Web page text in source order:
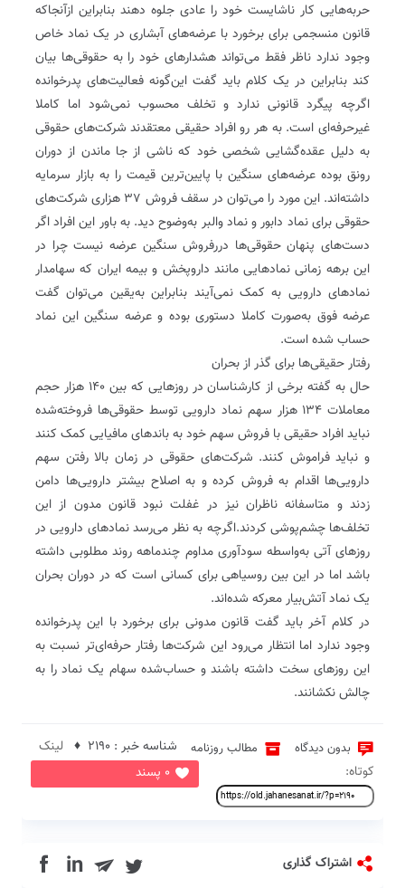
حربه‌هایی کار ناشایست خود را عادی جلوه دهند بنابراین ازآنجاکه
قانون منسجمی برای برخورد با عرضه‌های آبشاری در یک نماد خاص
وجود ندارد ناظر فقط می‌تواند هشدارهای خود را به حقوقی‌ها بیان
کند بنابراین در یک‌ کلام باید گفت این‌گونه فعالیت‌های پدرخوانده
اگرچه پیگرد قانونی ندارد و تخلف محسوب نمی‌شود اما کاملا
غیرحرفه‌ای است. به هر رو افراد حقیقی معتقدند شرکت‌های حقوقی
به دلیل عقده‌گشایی شخصی خود که ناشی از جا ماندن از دوران
رونق بوده عرضه‌های سنگین با پایین‌ترین قیمت را به بازار سرمایه
داشته‌اند. این مورد را می‌توان در سقف فروش ۳۷ هزاری شرکت‌های
حقوقی برای نماد دابور و نماد والبر به‌وضوح دید. به باور این افراد اگر
دست‌های پنهان حقوقی‌ها دررفروش سنگین عرضه نیست چرا در
این برهه زمانی نمادهایی مانند داروپخش و بیمه ایران که سهامدار
نمادهای دارویی به کمک نمی‌آیند بنابراین به‌یقین می‌توان گفت
عرضه فوق به‌صورت کاملا دستوری بوده و عرضه سنگین این نماد
حساب ‌شده است.
رفتار حقیقی‌ها برای گذر از بحران
حال به گفته برخی از کارشناسان در روزهایی که بین ۱۴۰ هزار حجم
معاملات ۱۳۴ هزار سهم نماد دارویی توسط حقوقی‌ها فروخته‌شده
نباید افراد حقیقی با فروش سهم خود به باندهای مافیایی کمک کنند
و نباید فراموش کنند. شرکت‌های حقوقی در زمان بالا رفتن سهم
دارویی‌ها اقدام به فروش کرده و به اصلاح بیشتر دارویی‌ها دامن
زدند و متاسفانه ناظران نیز در غفلت نبود قانون مدون از این
تخلف‌ها چشم‌پوشی کردند.اگرچه به نظر می‌رسد نمادهای دارویی در
روزهای آتی به‌واسطه سودآوری مداوم چندماهه روند مطلوبی داشته
باشد اما در این‌ بین روسیاهی برای کسانی است که در دوران بحران
یک نماد آتش‌بیار معرکه شده‌اند.
در کلام آخر باید گفت قانون مدونی برای برخورد با این پدرخوانده
وجود ندارد اما انتظار می‌رود این شرکت‌ها رفتار حرفه‌ای‌تر نسبت به
این روزهای سخت داشته باشند و حساب‌شده سهام یک نماد را به
چالش نکشانند.
بدون دیدگاه مطالب روزنامه
0 پسند
شناسه خبر : 2190 ♦
لینک
کوتاه:
اشتراک گذاری in